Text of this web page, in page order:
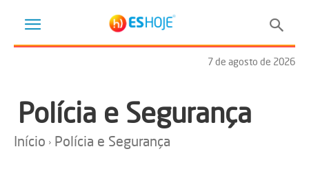
7 de agosto de 2026
Polícia e Segurança
Início Polícia e Segurança